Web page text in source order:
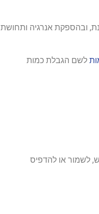
ובהספקת אנרגיה ותחושת
לשם הגבלת כמות
לשמור או להדפיס